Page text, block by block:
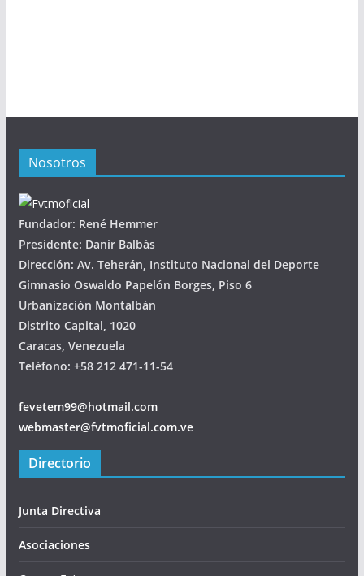
Nosotros
Fundador: René Hemmer
Presidente: Danir Balbás
Dirección: Av. Teherán, Instituto Nacional del Deporte
Gimnasio Oswaldo Papelón Borges, Piso 6
Urbanización Montalbán
Distrito Capital, 1020
Caracas, Venezuela
Teléfono: +58 212 471-11-54
fevetem99@hotmail.com
webmaster@fvtmoficial.com.ve
Directorio
Junta Directiva
Asociaciones